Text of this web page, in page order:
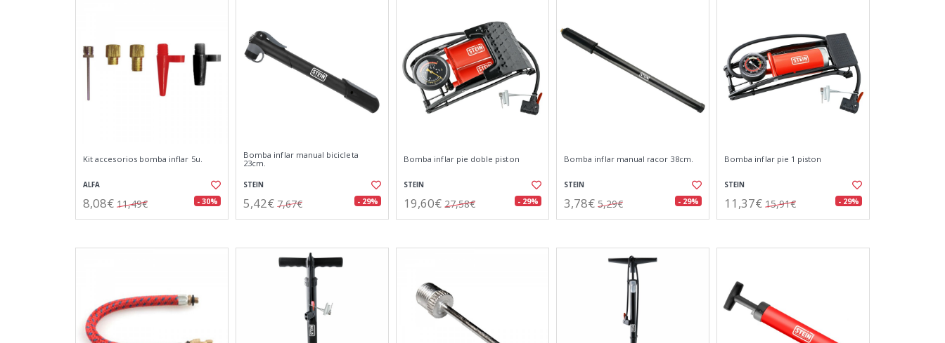
Kit accesorios bomba inflar 5u.
ALFA
8,08€ 11,49€ - 30%
Bomba inflar manual bicicleta
23cm.
STEIN
5,42€ 7,67€ - 29%
Bomba inflar pie doble piston
STEIN
19,60€ 27,58€ - 29%
Bomba inflar manual racor 38cm.
STEIN
3,78€ 5,29€ - 29%
Bomba inflar pie 1 piston
STEIN
11,37€ 15,91€ - 29%